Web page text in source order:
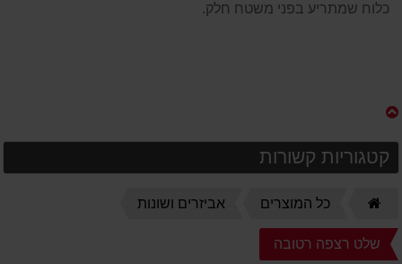
כלוח שמתריע בפני משטח חלק.
קטגוריות קשורות
כל המוצרים אביזרים ושונות
שלט רצפה רטובה